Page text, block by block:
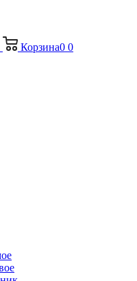
Корзина0 0